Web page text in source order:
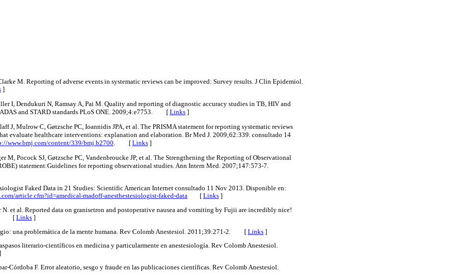
M. Reporting of adverse events in systematic reviews can be improved: Survey results. J Clin Epidemiol.
]
I, Dendukuri N, Ramsay A, Pai M. Quality and reporting of diagnostic accuracy studies in TB, HIV and
and STARD standards PLoS ONE. 2009;4:e7753. [ Links ]
J, Mulrow C, Gøtzsche PC, Ioannidis JPA, et al. The PRISMA statement for reporting systematic reviews
evaluate healthcare interventions: explanation and elaboration. Br Med J. 2009;62:339. consultado 14
www.bmj.com/content/339/bmj.b2700. [ Links ]
M, Pocock SJ, Gøtzsche PC, Vandenbroucke JP, et al. The Strengthening the Reporting of Observational
statement:Guidelines for reporting observational studies. Ann Intern Med. 2007;147:573-7.
Faked Data in 21 Studies: Scientific American Internet consultado 11 Nov 2013. Disponible en:
article.cfm?id=amedical-madoff-anesthestesiologist-faked-data [ Links ]
N. et al. Reported data on granisetron and postoperative nausea and vomiting by Fujii are incredibly nice!
[ Links ]
una problemática de la mente humana. Rev Colomb Anestesiol. 2011;39:271-2. [ Links ]
literario-científicos en medicina y particularmente en anestesiología. Rev Colomb Anestesiol.
Córdoba F. Error aleatorio, sesgo y fraude en las publicaciones científicas. Rev Colomb Anestesiol.